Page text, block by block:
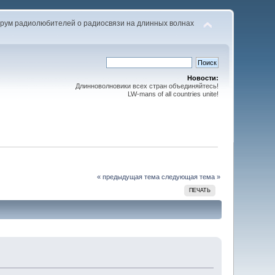
радиолюбителей о радиосвязи на длинных волнах
Новости:
Длинноволновики всех стран объединяйтесь!
LW-mans of all countries unite!
« предыдущая тема следующая тема »
ПЕЧАТЬ